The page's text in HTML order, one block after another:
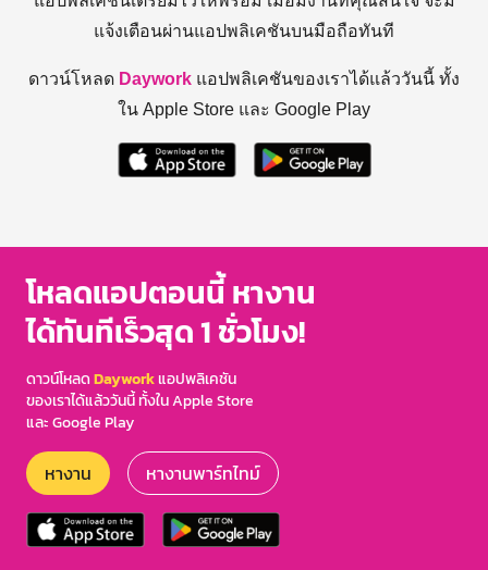
แจ้งเตือนผ่านแอปพลิเคชันบนมือถือทันที
ดาวน์โหลด Daywork แอปพลิเคชันของเราได้แล้ววันนี้ ทั้ง
ใน Apple Store และ Google Play
โหลดแอปตอนนี้ หางาน
ได้ทันทีเร็วสุด 1 ชั่วโมง!
ดาวน์โหลดDayworkแอปพลิเคชัน
ของเราได้แล้ววันนี้ ทั้งใน Apple Store
และ Google Play
หางาน หางานพาร์ทไทม์